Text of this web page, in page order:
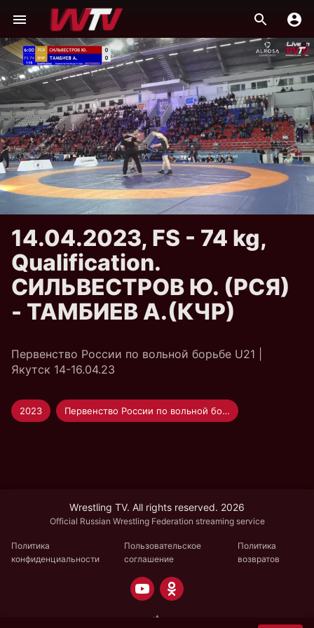
14.04.2023, FS - 74 kg,
Qualification.
СИЛЬВЕСТРОВ Ю. (РСЯ)
- ТАМБИЕВ А.(КЧР)
Первенство России по вольной борьбе U21 |
Якутск 14-16.04.23
2023 Первенство России по вольной борьбе U-20
Wrestling TV. All rights reserved. 2026
Official Russian Wrestling Federation streaming service
Политика
конфиденциальности
Пользовательское
соглашение
Политика
возвратов